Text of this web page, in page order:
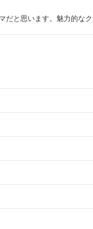
だと思います。魅力的なク